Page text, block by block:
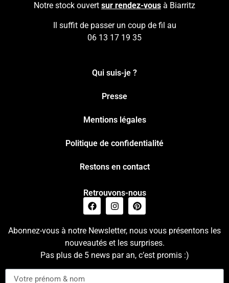
Notre stock ouvert sur rendez-vous à Biarritz
Il suffit de passer un coup de fil au
06 13 17 19 35
Qui suis-je ?
Presse
Mentions légales
Politique de confidentialité
Restons en contact
Retrouvons-nous
Abonnez-vous à notre Newsletter, nous vous présentons les
nouveautés et les surprises.
Pas plus de 5 news par an, c’est promis :)